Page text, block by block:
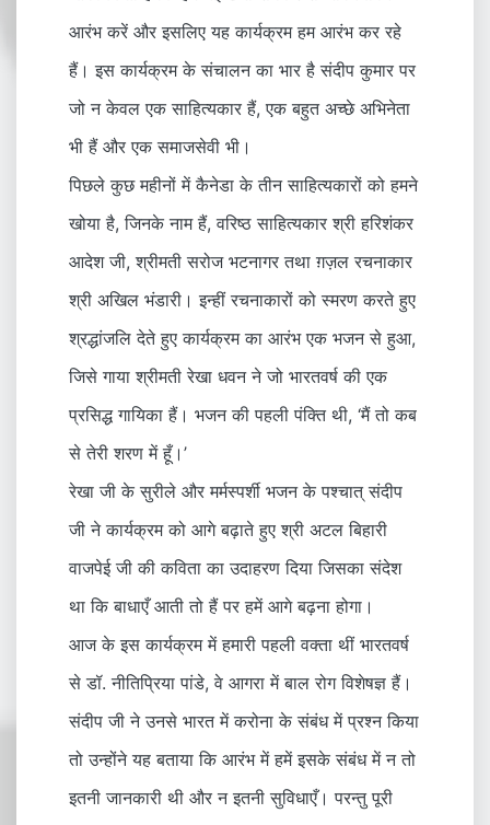
आरंभ करें और इसलिए यह कार्यक्रम हम आरंभ कर रहे
हैं। इस कार्यक्रम के संचालन का भार है संदीप कुमार पर
जो न केवल एक साहित्यकार हैं, एक बहुत अच्छे अभिनेता
भी हैं और एक समाजसेवी भी।
पिछले कुछ महीनों में कैनेडा के तीन साहित्यकारों को हमने
खोया है, जिनके नाम हैं, वरिष्ठ साहित्यकार श्री हरिशंकर
आदेश जी, श्रीमती सरोज भटनागर तथा ग़ज़ल रचनाकार
श्री अखिल भंडारी। इन्हीं रचनाकारों को स्मरण करते हुए
श्रद्धांजलि देते हुए कार्यक्रम का आरंभ एक भजन से हुआ,
जिसे गाया श्रीमती रेखा धवन ने जो भारतवर्ष की एक
प्रसिद्ध गायिका हैं। भजन की पहली पंक्ति थी, ‘मैं तो कब
से तेरी शरण में हूँ।’
रेखा जी के सुरीले और मर्मस्पर्शी भजन के पश्चात् संदीप
जी ने कार्यक्रम को आगे बढ़ाते हुए श्री अटल बिहारी
वाजपेई जी की कविता का उदाहरण दिया जिसका संदेश
था कि बाधाएँ आती तो हैं पर हमें आगे बढ़ना होगा।
आज के इस कार्यक्रम में हमारी पहली वक्ता थीं भारतवर्ष
से डॉ. नीतिप्रिया पांडे, वे आगरा में बाल रोग विशेषज्ञ हैं।
संदीप जी ने उनसे भारत में करोना के संबंध में प्रश्न किया
तो उन्होंने यह बताया कि आरंभ में हमें इसके संबंध में न तो
इतनी जानकारी थी और न इतनी सुविधाएँ। परन्तु पूरी